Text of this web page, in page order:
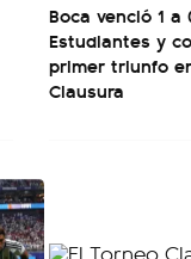
Boca venció 1 a
Estudiantes y
primer triunfo
Clausura